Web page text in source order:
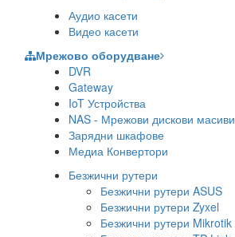
Аудио касети
Видео касети
Мрежово оборудване
DVR
Gateway
IoT Устройства
NAS - Мрежови дискови масиви
Зарядни шкафове
Медиа Конвертори
Безжични рутери
Безжични рутери ASUS
Безжични рутери Zyxel
Безжични рутери Mikrotik